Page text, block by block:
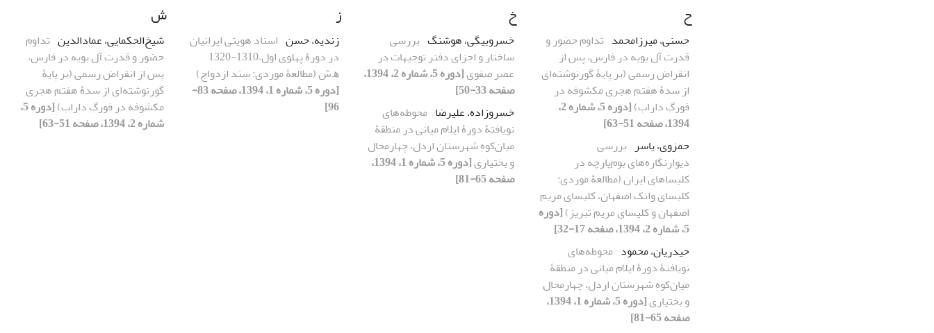
ح
حسنی، میرزامحمد تداوم حضور و
قدرت آل بویه در فارس، پس از
انقراض رسمی (بر پایۀ گورنوشته‌ای
از سدۀ هفتم هجری مکشوفه در
فورگِ داراب)
[دوره 5، شماره 2،
1394، صفحه 51-63]
حمزوی، یاسر بررسی
دیوارنگاره‌های بوم‌پارچه‌ در
کلیساهای ایران (مطالعۀ موردی:
کلیسای وانک اصفهان، کلیسای مریم
اصفهان و کلیسای مریم تبریز)[دوره
5، شماره 2، 1394، صفحه 17-32]
حیدریان، محمود محوطه‌های
نویافتۀ دورۀ ایلام میانی در منطقۀ
میان‌کوهِ شهرستان اردل، چهارمحال
و بختیاری
[دوره 5، شماره 1، 1394،
صفحه 65-81]
خ
خسروبیگی، هوشنگ بررسی
ساختار و اجزای دفتر توجیهات در
عصر صفوی
[دوره 5، شماره 2، 1394،
صفحه 33-50]
خسروزاده، علیرضا محوطه‌های
نویافتۀ دورۀ ایلام میانی در منطقۀ
میان‌کوهِ شهرستان اردل، چهارمحال
و بختیاری
[دوره 5، شماره 1، 1394،
صفحه 65-81]
ز
زندیه، حسن اسناد هویتی ایرانیان
در دورۀ پهلوی اول،1310-1320
ﻫ.ش (مطالعۀ موردی: سند ازدواج)
[دوره 5، شماره 1، 1394، صفحه 83-
96]
ش
شیخ‌الحکمایی، عمادالدین تداوم
حضور و قدرت آل بویه در فارس،
پس از انقراض رسمی (بر پایۀ
گورنوشته‌ای از سدۀ هفتم هجری
مکشوفه در فورگِ داراب)
[دوره 5،
شماره 2، 1394، صفحه 51-63]